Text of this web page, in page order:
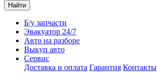
Найти
Б/у запчасти
Эвакуатор 24/7
Авто на разборе
Выкуп авто
Сервис
Доставка и оплата Гарантия Контакты